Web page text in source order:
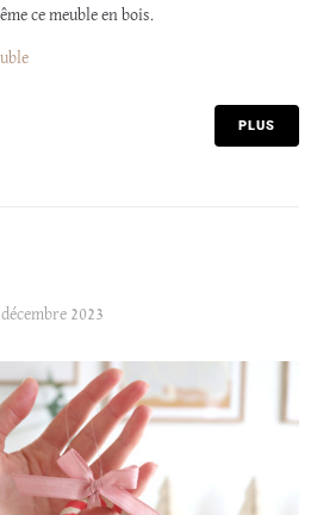
ce meuble en bois.
PLUS
décembre 2023